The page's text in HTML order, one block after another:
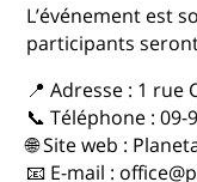
L’événement est
participants
📍 Adresse : 1 rue
📞 Téléphone : 09-
🌐 Site web :
📧 E-mail :